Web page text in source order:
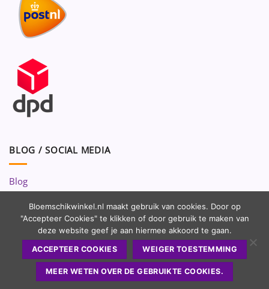
BLOG / SOCIAL MEDIA
Blog
Volg ons op:
Copyright 2010 - 2026 ©Bloemschikwinkel
Bloemschikwinkel.nl maakt gebruik van cookies. Door op
"Accepteer Cookies" te klikken of door gebruik te maken van
deze website geef je aan hiermee akkoord te gaan.
ACCEPTEER COOKIES WEIGER TOESTEMMING
MEER WETEN OVER DE GEBRUIKTE COOKIES.